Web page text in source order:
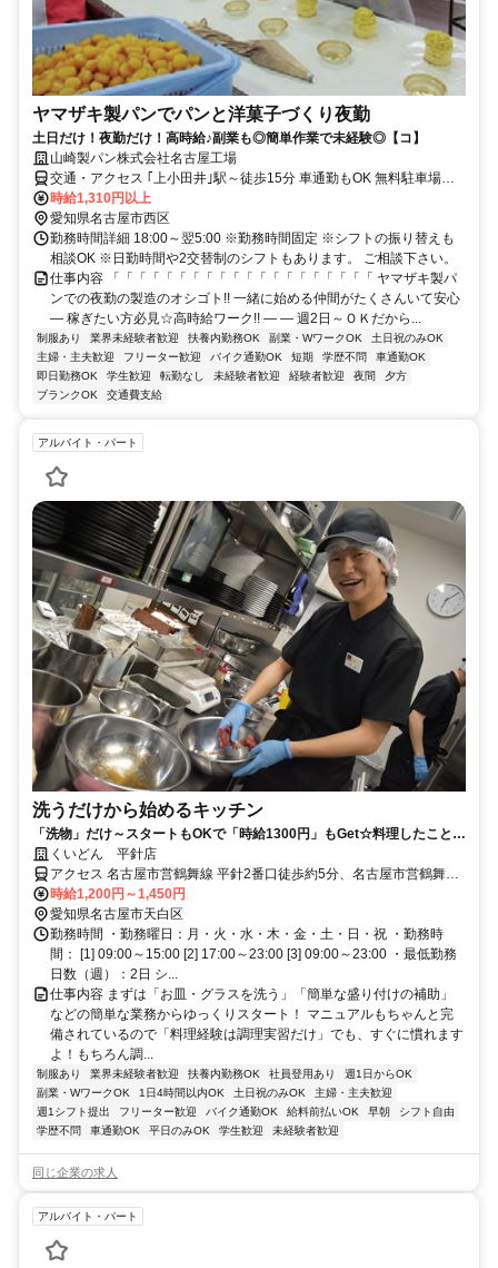
ヤマザキ製パンでパンと洋菓子づくり夜勤
土日だけ！夜勤だけ！高時給♪副業も◎簡単作業で未経験◎【コ】
山崎製パン株式会社名古屋工場
交通・アクセス ｢上小田井｣駅～徒歩15分 車通勤もOK 無料駐車場完
備で通いやすい。名古屋市北区・中村区・中川区・千種区・ 守山
区・名東区・緑区、北名古屋市、 清須市、一宮市、春日井市、稲沢
市、あま市 などから通っているスタッフも活躍中
時給1,310円以上
愛知県名古屋市西区
勤務時間詳細 18:00～翌5:00 ※勤務時間固定 ※シフトの振り替えも
相談OK ※日勤時間や2交替制のシフトもあります。 ご相談下さい。
仕事内容 「「「「「「「「「「「「「「「「「「「「 ヤマザキ製パ
ンでの夜勤の製造のオシゴト!! 一緒に始める仲間がたくさんいて安心
― 稼ぎたい方必見☆高時給ワーク!! ― ― 週2日～ＯＫだから...
制服あり 業界未経験者歓迎 扶養内勤務OK 副業・WワークOK
土日祝のみOK
主婦・主夫歓迎
フリーター歓迎 バイク通勤OK 短期 学歴不問
車通勤OK
即日勤務OK
学生歓迎 転勤なし 未経験者歓迎 経験者歓迎 夜間
夕方
ブランクOK
交通費支給
アルバイト・パート
洗うだけから始めるキッチン
「洗物」だけ～スタートもOKで「時給1300円」もGet☆料理したことな
くても安心◎未経験者大歓迎！
くいどん 平針店
アクセス 名古屋市営鶴舞線 平針2番口徒歩約5分、名古屋市営鶴舞線
原（愛知県）1番口徒歩約10分、名古屋市営鶴舞線 赤池（愛知県）1
番口徒歩約20分
時給1,200円～1,450円
愛知県名古屋市天白区
勤務時間 ・勤務曜日：月・火・水・木・金・土・日・祝 ・勤務時
間： [1] 09:00～15:00 [2] 17:00～23:00 [3] 09:00～23:00 ・最低勤務
日数（週）：2日 シ...
仕事内容 まずは「お皿・グラスを洗う」「簡単な盛り付けの補助」
などの簡単な業務からゆっくりスタート！ マニュアルもちゃんと完
備されているので「料理経験は調理実習だけ」でも、すぐに慣れます
よ！もちろん調...
制服あり 業界未経験者歓迎 扶養内勤務OK 社員登用あり
週1日からOK
副業・WワークOK
1日4時間以内OK 土日祝のみOK
主婦・主夫歓迎
週1シフト提出
フリーター歓迎 バイク通勤OK 給料前払いOK 早朝
シフト自由
学歴不問
車通勤OK 平日のみOK 学生歓迎 未経験者歓迎
同じ企業の求人
アルバイト・パート